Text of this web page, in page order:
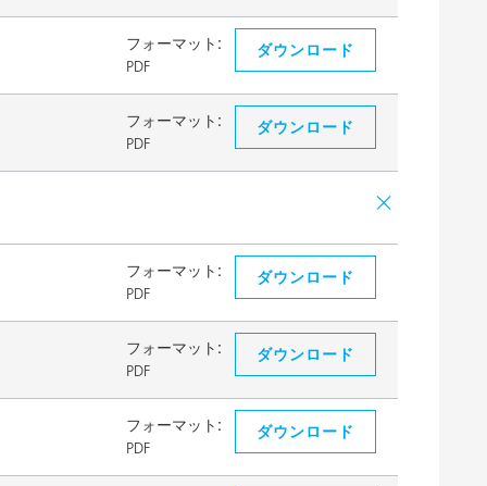
フォーマット:
PDF
ダウンロード
フォーマット:
PDF
ダウンロード
フォーマット:
PDF
ダウンロード
フォーマット:
PDF
ダウンロード
フォーマット:
PDF
ダウンロード